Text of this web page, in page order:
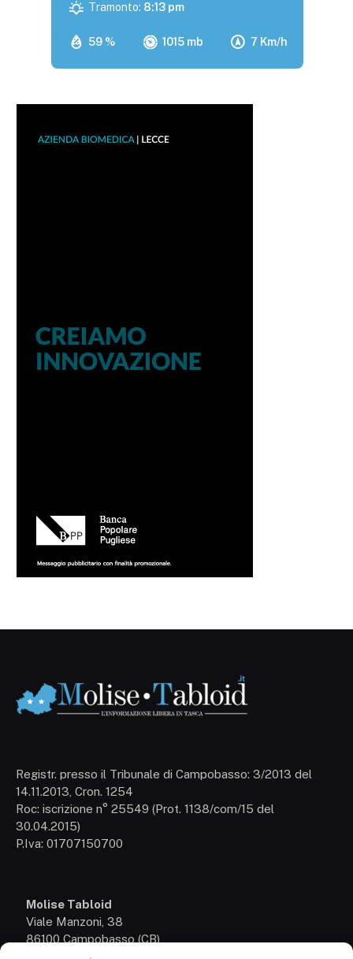
59 % 1015 mb 7 Km/h
Tramonto: 8:13 pm
Registr. presso il Tribunale di Campobasso: 3/2013 del
14.11.2013, Cron. 1254
Roc: iscrizione n° 25549 (Prot. 1138/com/15 del
30.04.2015)
P.Iva: 01707150700
Molise Tabloid
Viale Manzoni, 38
86100 Campobasso (CB)